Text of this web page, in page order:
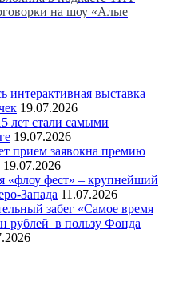
на шоу «Алые
выставка
19.07.2026
лет стали самыми
19.07.2026
прием заявокна премию
19.07.2026
«флоу фест» – крупнейший
Запада 11.07.2026
забег «Самое время
рублей в пользу Фонда